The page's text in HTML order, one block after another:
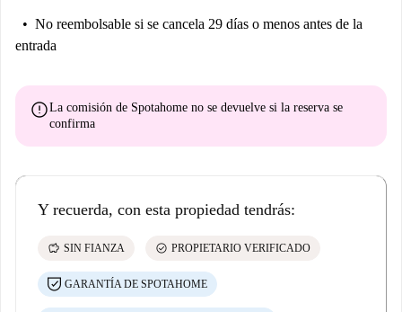
No reembolsable si se cancela 29 días o menos antes de la
entrada
errorLa comisión de Spotahome no se devuelve si la reserva se
confirma
Y recuerda, con esta propiedad tendrás:
savings SIN FIANZA check_circle PROPIETARIO VERIFICADO
GARANTÍA DE SPOTAHOME